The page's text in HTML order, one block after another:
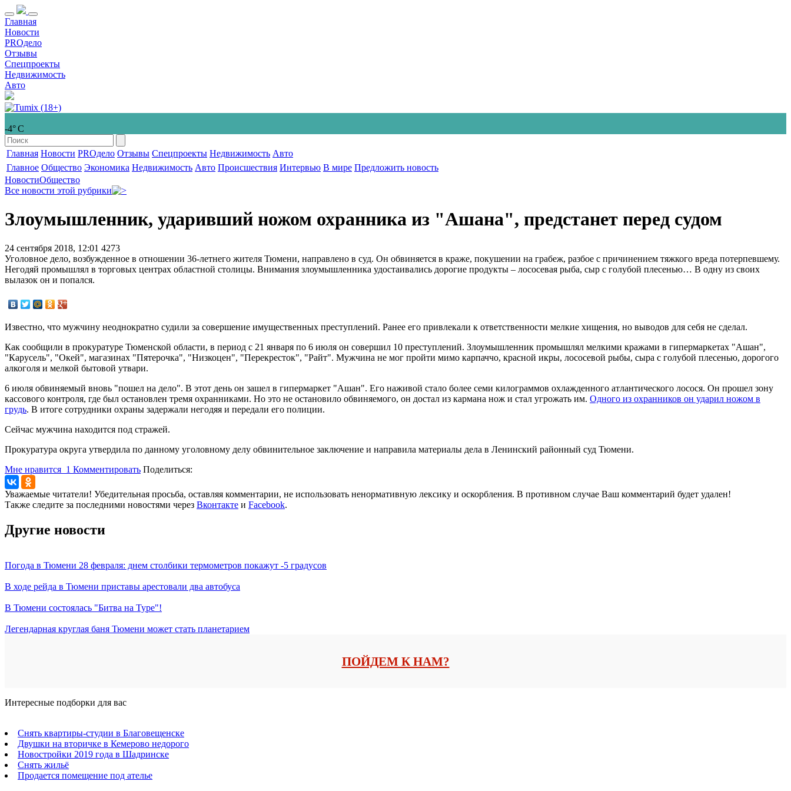
Главная
Новости
PROдело
Отзывы
Спецпроекты
Недвижимость
Авто
-4° С
Главная Новости PROдело Отзывы Спецпроекты Недвижимость Авто
Главное Общество Экономика Недвижимость Авто Происшествия Интервью В мире Предложить новость
НовостиОбщество
Все новости этой рубрики
Злоумышленник, ударивший ножом охранника из "Ашана", предстанет перед судом
24 сентября 2018, 12:01 4273
Уголовное дело, возбужденное в отношении 36-летнего жителя Тюмени, направлено в суд. Он обвиняется в краже, покушении на грабеж, разбое с причинением тяжкого вреда потерпевшему.
Негодяй промышлял в торговых центрах областной столицы. Внимания злоумышленника удостаивались дорогие продукты – лососевая рыба, сыр с голубой плесенью… В одну из своих
вылазок он и попался.
Известно, что мужчину неоднократно судили за совершение имущественных преступлений. Ранее его привлекали к ответственности мелкие хищения, но выводов для себя не сделал.
Как сообщили в прокуратуре Тюменской области, в период с 21 января по 6 июля он совершил 10 преступлений. Злоумышленник промышлял мелкими кражами в гипермаркетах "Ашан",
"Карусель", "Окей", магазинах "Пятерочка", "Низкоцен", "Перекресток", "Райт". Мужчина не мог пройти мимо карпаччо, красной икры, лососевой рыбы, сыра с голубой плесенью, дорогого
алкоголя и мелкой бытовой утвари.
6 июля обвиняемый вновь "пошел на дело". В этот день он зашел в гипермаркет "Ашан". Его наживой стало более семи килограммов охлажденного атлантического лосося. Он прошел зону
кассового контроля, где был остановлен тремя охранниками. Но это не остановило обвиняемого, он достал из кармана нож и стал угрожать им. Одного из охранников он ударил ножом в
грудь. В итоге сотрудники охраны задержали негодяя и передали его полиции.
Сейчас мужчина находится под стражей.
Прокуратура округа утвердила по данному уголовному делу обвинительное заключение и направила материалы дела в Ленинский районный суд Тюмени.
Мне нравится 1 Комментировать Поделиться:
Уважаемые читатели! Убедительная просьба, оставляя комментарии, не использовать ненормативную лексику и оскорбления. В противном случае Ваш комментарий будет удален!
Также следите за последними новостями через Вконтакте и Facebook.
Другие новости
Погода в Тюмени 28 февраля: днем столбики термометров покажут -5 градусов
В ходе рейда в Тюмени приставы арестовали два автобуса
В Тюмени состоялась "Битва на Туре"!
Легендарная круглая баня Тюмени может стать планетарием
ПОЙДЕМ К НАМ?
Интересные подборки для вас
Снять квартиры-студии в Благовещенске
Двушки на вторичке в Кемерово недорого
Новостройки 2019 года в Шадринске
Снять жильё
Продается помещение под ателье